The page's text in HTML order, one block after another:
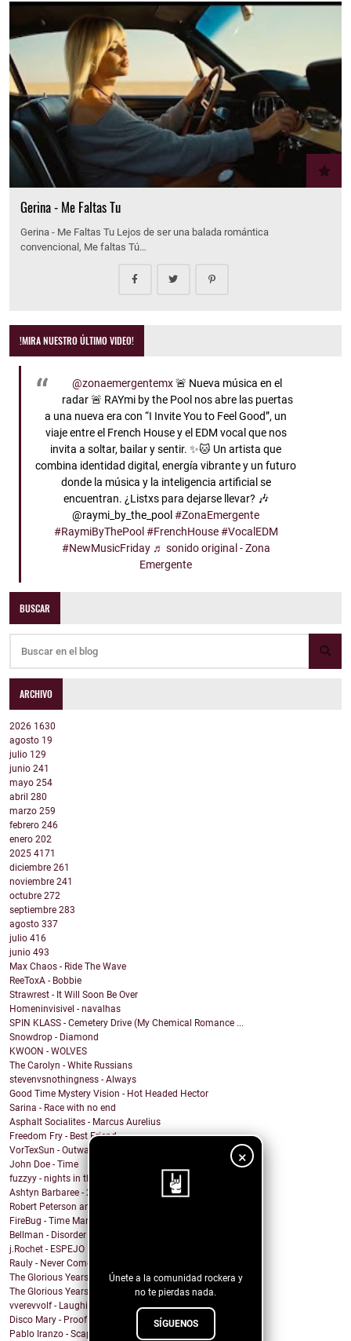
×
Únete a la comunidad rockera y
no te pierdas nada.
SÍGUENOS
Gerina - Me Faltas Tu
Gerina - Me Faltas Tu Lejos de ser una balada romántica
convencional, Me faltas Tú…
!MIRA NUESTRO ÚLTIMO VIDEO!
@zonaemergentemx🚨 Nueva música en el
radar 🚨 RAYmi by the Pool nos abre las puertas
a una nueva era con “I Invite You to Feel Good”, un
viaje entre el French House y el EDM vocal que nos
invita a soltar, bailar y sentir. ✨🐱 Un artista que
combina identidad digital, energía vibrante y un futuro
donde la música y la inteligencia artificial se
encuentran. ¿Listxs para dejarse llevar? 🎶
@raymi_by_the_pool#ZonaEmergente
#RaymiByThePool #FrenchHouse #VocalEDM
#NewMusicFriday ♬ sonido original - Zona
Emergente
BUSCAR
ARCHIVO
2026 1630
agosto 19
julio 129
junio 241
mayo 254
abril 280
marzo 259
febrero 246
enero 202
2025 4171
diciembre 261
noviembre 241
octubre 272
septiembre 283
agosto 337
julio 416
junio 493
Max Chaos - Ride The Wave
ReeToxA - Bobbie
Strawrest - It Will Soon Be Over
Homeninvisivel - navalhas
SPIN KLASS - Cemetery Drive (My Chemical Romance ...
Snowdrop - Diamond
KWOON - WOLVES
The Carolyn - White Russians
stevenvsnothingness - Always
Good Time Mystery Vision - Hot Headed Hector
Sarina - Race with no end
Asphalt Socialites - Marcus Aurelius
Freedom Fry - Best Friend
VorTexSun - Outward Spinning
John Doe - Time
fuzzyy - nights in the basement ft. long beard
Ashtyn Barbaree - 2am Shadow (Piano Version)
Robert Peterson and The Crusade - Of All The World
FireBug - Time Marches On
Bellman - Disorder
j.Rochet - ESPEJO
Rauly - Never Come Back
The Glorious Years - Cosmic Behaviour
The Glorious Years - Sweet Imperfections
vverevvolf - Laughing Til I Cry
Disco Mary - Proof
Pablo Iranzo - Scapegoat (Single Edit)